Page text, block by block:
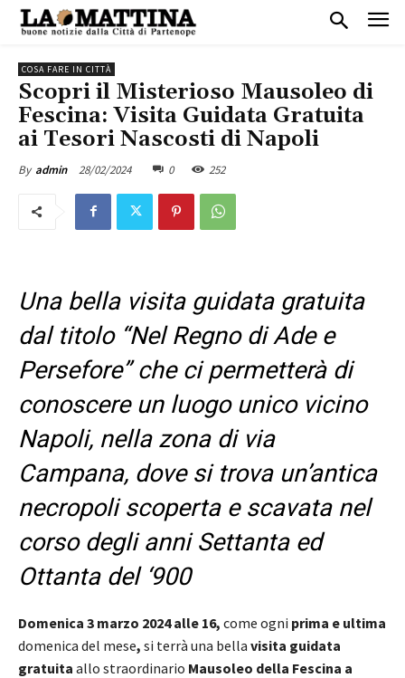
COSA FARE IN CITTÀ
Scopri il Misterioso Mausoleo di
Fescina: Visita Guidata Gratuita
ai Tesori Nascosti di Napoli
By admin 28/02/2024 0 252
Una bella visita guidata gratuita
dal titolo “Nel Regno di Ade e
Persefore” che ci permetterà di
conoscere un luogo unico vicino
Napoli, nella zona di via
Campana, dove si trova un’antica
necropoli scoperta e scavata nel
corso degli anni Settanta ed
Ottanta del ‘900
Domenica 3 marzo 2024 alle 16, come ogni prima e ultima
domenica del mese, si terrà una bella visita guidata
gratuita allo straordinario Mausoleo della Fescina a